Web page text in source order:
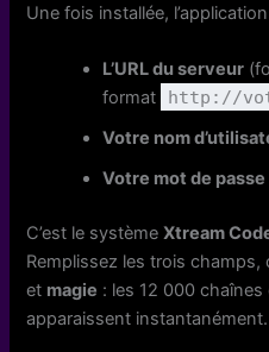
Une fois installée,
L’URL du serveur
format
http://
Votre nom
Votre mot de passe
C’est le systèmeXtream
Remplissez les trois champs,
et magie : les 12 000
apparaissent instantanément.